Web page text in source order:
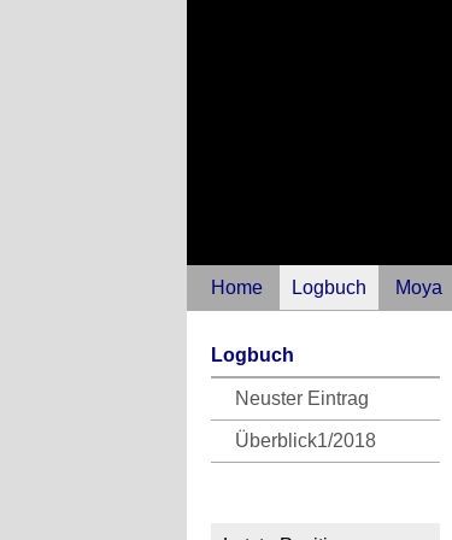
Home Logbuch Moya
Logbuch
Neuster Eintrag
Überblick1/2018